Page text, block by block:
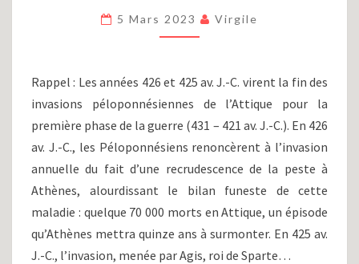
:
AFFRONTEMENTS
ET
PAIX
DE
NICIAS
(424-
415
AV.
J.-
C.)
5 Mars 2023 Virgile
Rappel : Les années 426 et 425 av. J.-C. virent la fin des
invasions péloponnésiennes de l’Attique pour la
première phase de la guerre (431 – 421 av. J.-C.). En 426
av. J.-C., les Péloponnésiens renoncèrent à l’invasion
annuelle du fait d’une recrudescence de la peste à
Athènes, alourdissant le bilan funeste de cette
maladie : quelque 70 000 morts en Attique, un épisode
qu’Athènes mettra quinze ans à surmonter. En 425 av.
J.-C., l’invasion, menée par Agis, roi de Sparte…